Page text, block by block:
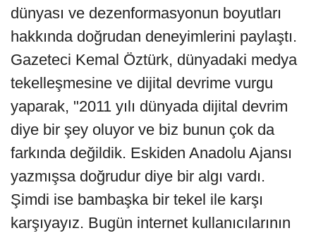
dünyası ve dezenformasyonun boyutları
hakkında doğrudan deneyimlerini paylaştı.
Gazeteci Kemal Öztürk, dünyadaki medya
tekelleşmesine ve dijital devrime vurgu
yaparak, "2011 yılı dünyada dijital devrim
diye bir şey oluyor ve biz bunun çok da
farkında değildik. Eskiden Anadolu Ajansı
yazmışsa doğrudur diye bir algı vardı.
Şimdi ise bambaşka bir tekel ile karşı
karşıyayız. Bugün internet kullanıcılarının